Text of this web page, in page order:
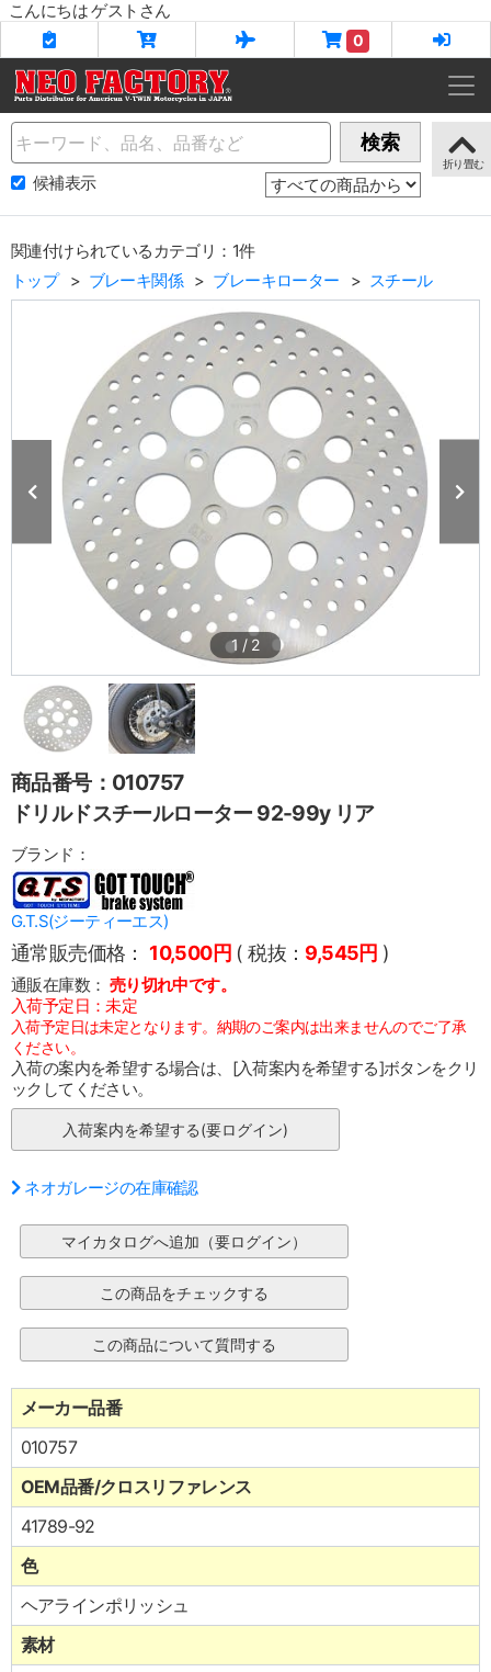
こんにちは ゲストさん
0
Name 検索
候補表示
関連付けられているカテゴリ：1件
トップ
ブレーキ関係 ブレーキローター スチール
1 / 2
商品番号：010757
ドリルドスチールローター 92-99y リア
ブランド：
G.T.S(ジーティーエス)
通常販売価格： 10,500円 ( 税抜： 9,545円 )
通販在庫数： 売り切れ中です。
入荷予定日：未定
入荷予定日は未定となります。納期のご案内は出来ませんのでご了承
ください。
入荷の案内を希望する場合は、[入荷案内を希望する]ボタンをクリ
ックしてください。
ネオガレージの在庫確認
メーカー品番
010757
OEM品番/クロスリファレンス
41789-92
色
ヘアラインポリッシュ
素材